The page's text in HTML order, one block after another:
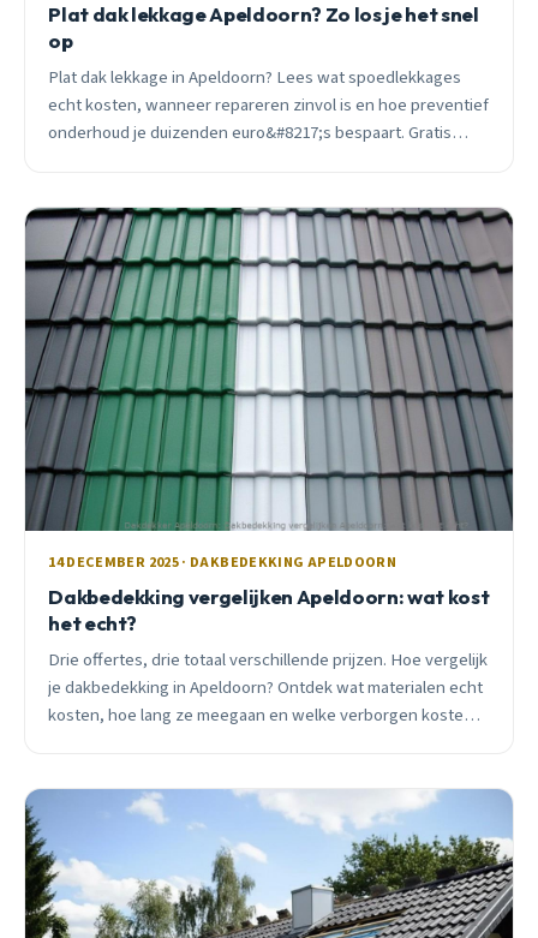
Plat dak lekkage Apeldoorn? Zo los je het snel
op
Plat dak lekkage in Apeldoorn? Lees wat spoedlekkages
echt kosten, wanneer repareren zinvol is en hoe preventief
onderhoud je duizenden euro&#8217;s bespaart. Gratis
14 DECEMBER 2025 · DAKBEDEKKING APELDOORN
Dakbedekking vergelijken Apeldoorn: wat kost
het echt?
Drie offertes, drie totaal verschillende prijzen. Hoe vergelijk
je dakbedekking in Apeldoorn? Ontdek wat materialen echt
kosten, hoe lang ze meegaan en welke verborgen kosten